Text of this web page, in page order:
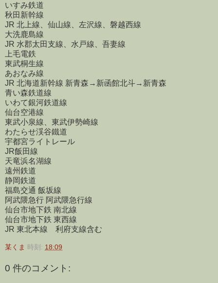
いすみ鉄道
秋田新幹線
JR 北上線、仙山線、左沢線、磐越西線
大洗鹿島線
JR 水郡太田支線、水戸線、吾妻線
上毛電鉄
東武桐生線
あおなみ線
JR 北海道新幹線 新青森→新函館北斗→新青森
青い森鉄道線
いわて銀河鉄道線
仙台空港線
東武小泉線、東武伊勢崎線
わたらせ渓谷鐵道
宇都宮ライトレール
JR飯田線
天竜浜名湖線
遠州鉄道
静岡鉄道
福島交通 飯坂線
阿武隈急行 阿武隈急行線
仙台市地下鉄 南北線
仙台市地下鉄 東西線
JR 東北本線 利府支線含む
某くま 時刻: 18:09
0 件のコメント: